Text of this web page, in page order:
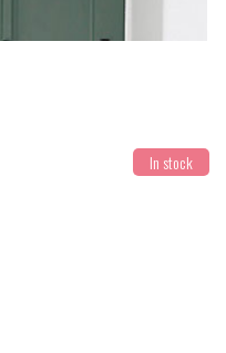
In stock